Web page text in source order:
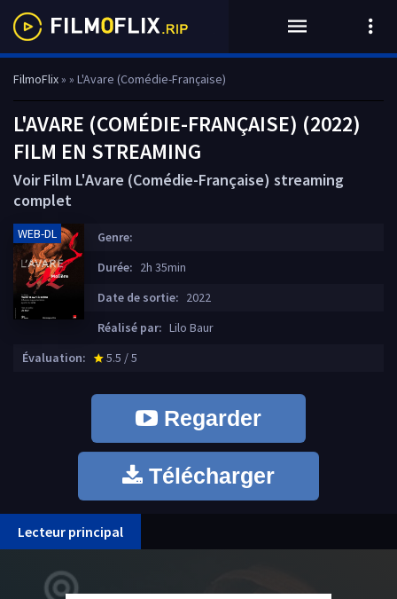
FilmoFlix» » L'Avare (Comédie-Française)
L'AVARE (COMÉDIE-FRANÇAISE) (2022)
FILM EN STREAMING
Voir Film L'Avare (Comédie-Française) streaming
complet
WEB-DL
Genre:
Durée: 2h 35min
Date de sortie: 2022
Réalisé par: Lilo Baur
Évaluation:
star_rate
5.5 / 5
Regarder
Télécharger
Lecteur principal